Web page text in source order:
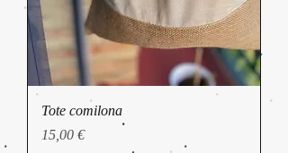
Tote comilona
Precio
15,00 €